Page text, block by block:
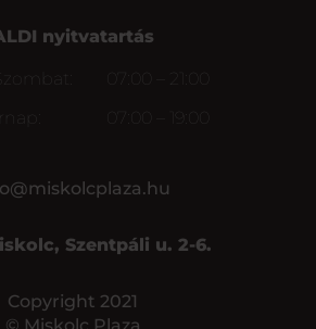
nyitvatartás
07:00 – 21:00
Szentpáli u. 2-6.
Copyright 2021